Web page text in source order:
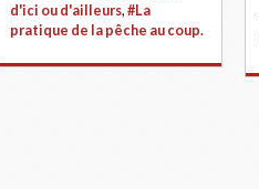
d'ici ou d'ailleurs, #La
pratique de la pêche au coup.